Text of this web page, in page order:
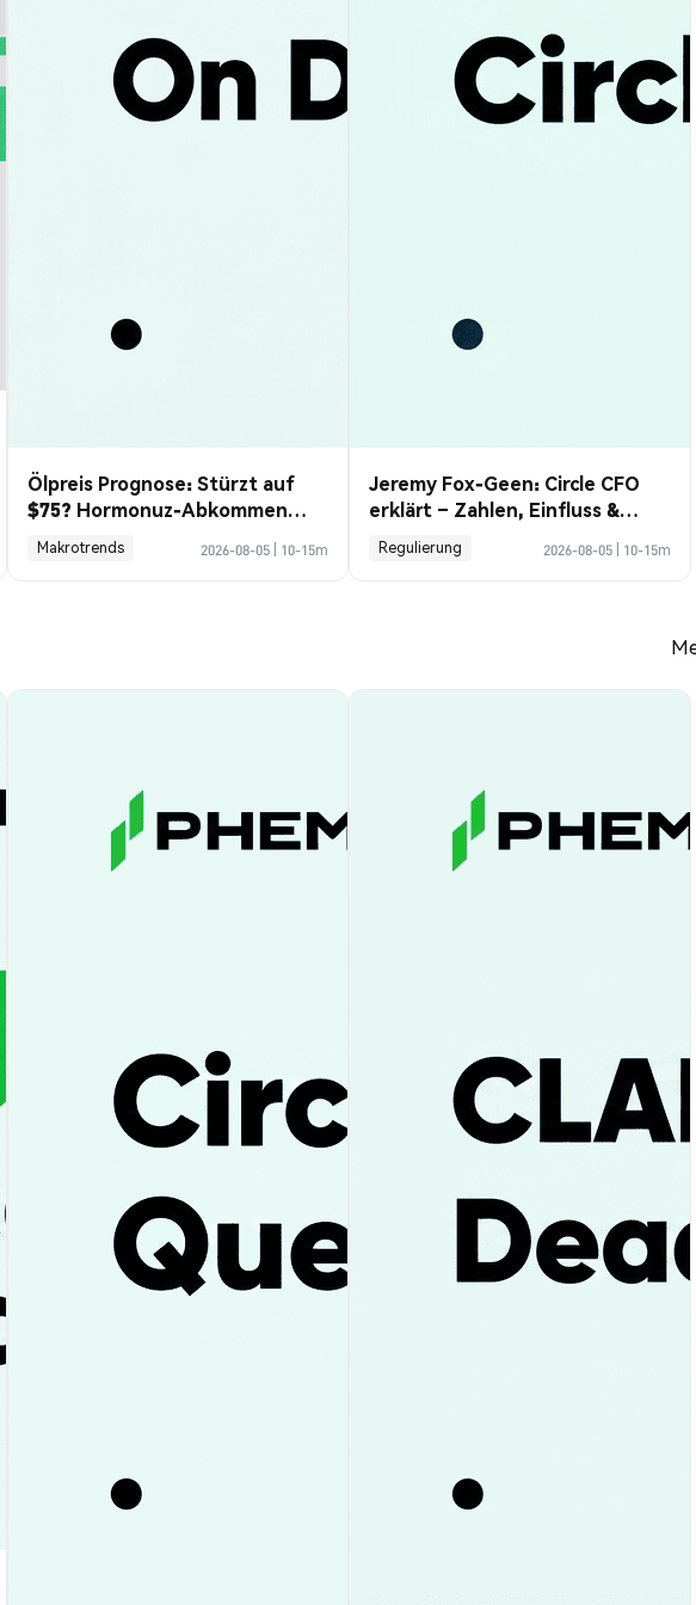
Ölpreis Prognose: Stürzt auf
$75? Hormonuz-Abkommen
heute möglich
Makrotrends 2026-08-05 10-15m
Jeremy Fox-Geen: Circle CFO
erklärt – Zahlen, Einfluss &
Prognose
Regulierung 2026-08-05 10-15m